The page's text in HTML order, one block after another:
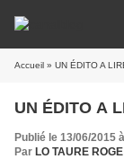
Accueil » UN ÉDITO A
UN ÉDITO A
Publié le 13/06/2015
Par LO TAURE ROGE